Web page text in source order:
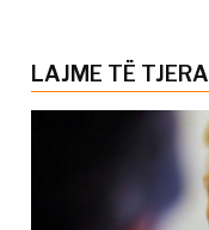
LAJME TË TJERA